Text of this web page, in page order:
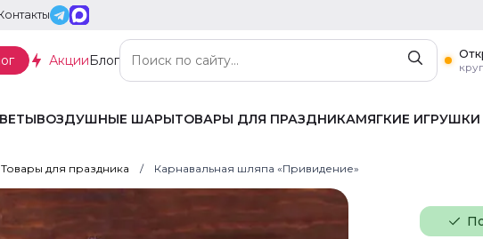
АкцииБлог
ВОЗДУШНЫЕ ШАРЫТОВАРЫ ДЛЯ ПРАЗДНИКАМЯГКИЕ ИГРУШКИ
Товары для праздника Карнавальная шляпа «Привидение»